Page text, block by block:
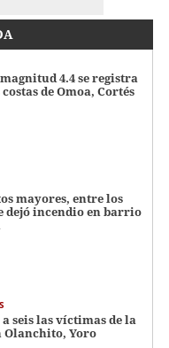
4.4 se registra
de Omoa, Cortés
mayores, entre los
dejó incendio en barrio
seis las víctimas de la
Olanchito, Yoro